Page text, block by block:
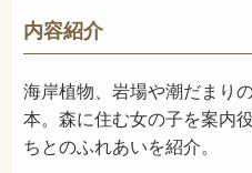
NDC
発売日 1999年7月
内容紹介
海岸植物、岩場や潮だまり
本。森に住む女の子を案内
ちとのふれあいを紹介。